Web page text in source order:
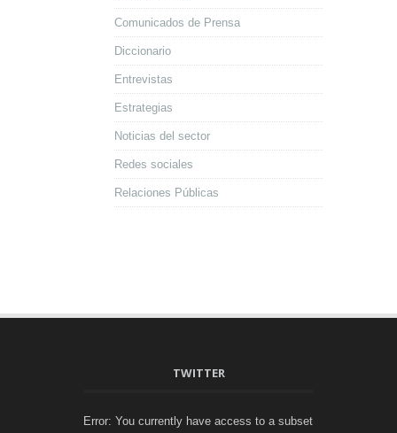
Comunicados de Prensa
Diccionario
Entrevistas
Estrategias
Noticias del sector
Redes sociales
Relaciones Públicas
TWITTER
Error: You currently have access to a subset